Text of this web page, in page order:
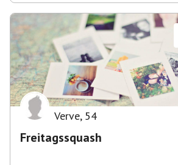
Verve, 54
Freitagssquash